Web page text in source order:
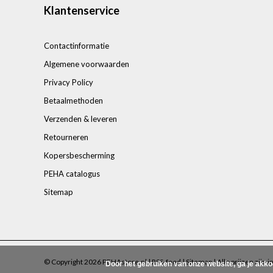
Klantenservice
Contactinformatie
Algemene voorwaarden
Privacy Policy
Betaalmethoden
Verzenden & leveren
Retourneren
Kopersbescherming
PEHA catalogus
Sitemap
© Copyright 2026 PEHAstore.nl |RSS-feed|Sitemap| Alle prijzen zijn
Door het gebruiken van onze website, ga je